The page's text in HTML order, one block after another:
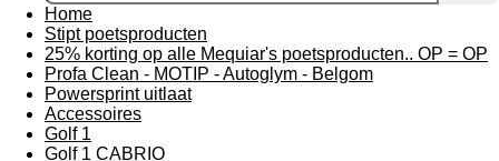
Home
Stipt poetsproducten
25% korting op alle Mequiar's poetsproducten.. OP = OP
Profa Clean - MOTIP - Autoglym - Belgom
Powersprint uitlaat
Accessoires
Golf 1
Golf 1 CABRIO